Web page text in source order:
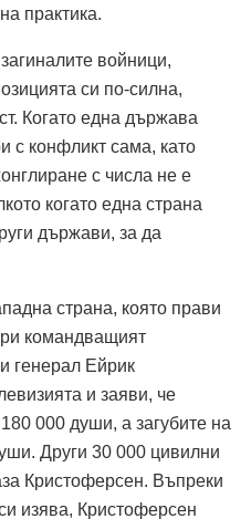
практика.
войници,
си по-силна,
Когато една държава
с конфликт сама, като
с числа не е
когато една страна
държави, за да
страна, която прави
командващият
генерал Ейрик
и заяви, че
000 души, а загубите на
Други 30 000 цивилни
Кристоферсен. Въпреки
изява, Кристоферсен